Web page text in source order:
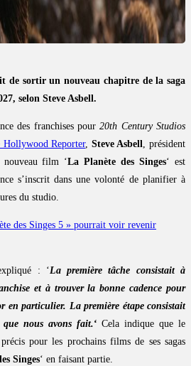
de sortir un nouveau chapitre de la saga
selon Steve Asbell.
des franchises pour20th Century Studios
Hollywood Reporter, Steve Asbell, président
nouveau film ‘La Planète des Singes‘ est
s’inscrit dans une volonté de planifier à
du studio.
des Singes 5 » pourrait voir revenir
: ‘La première tâche consistait à
et à trouver la bonne cadence pour
en particulier. La première étape consistait
nous avons fait.‘ Cela indique que le
pour les prochains films de ses sagas
Singes‘ en faisant partie.